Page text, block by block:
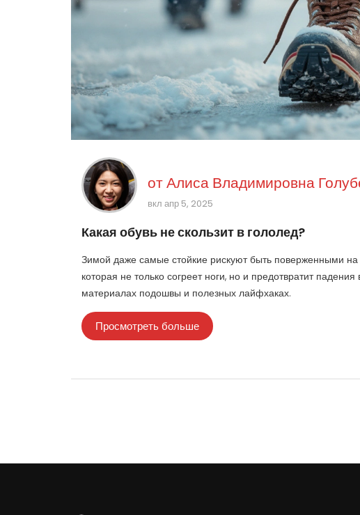
отАлиса Владимировна
вкл апр 5, 2025
Какая обувь не скользит в гололед?
Зимой даже самые стойкие рискуют быть поверженными на
которая не только согреет ноги, но и предотвратит
материалах подошвы и полезных лайфхаках.
Просмотреть больше